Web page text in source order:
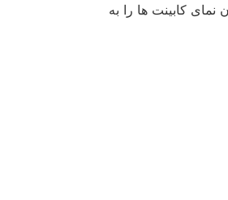
کابینت ها را به